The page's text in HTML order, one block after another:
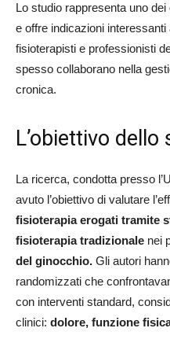
Lo studio rappresenta uno
e offre indicazioni
fisioterapisti e professionisti
spesso collaborano nella
cronica.
L’obiettivo dello
La ricerca, condotta presso
avuto l’obiettivo di valutare
fisioterapia erogati tramite
fisioterapia tradizionale nei
del ginocchio. Gli autori
randomizzati che
con interventi standard,
clinici: dolore, funzione